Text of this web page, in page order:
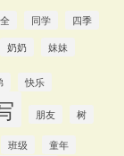
同学
四季
奶奶 妹妹
快乐
朋友 树
班级 童年